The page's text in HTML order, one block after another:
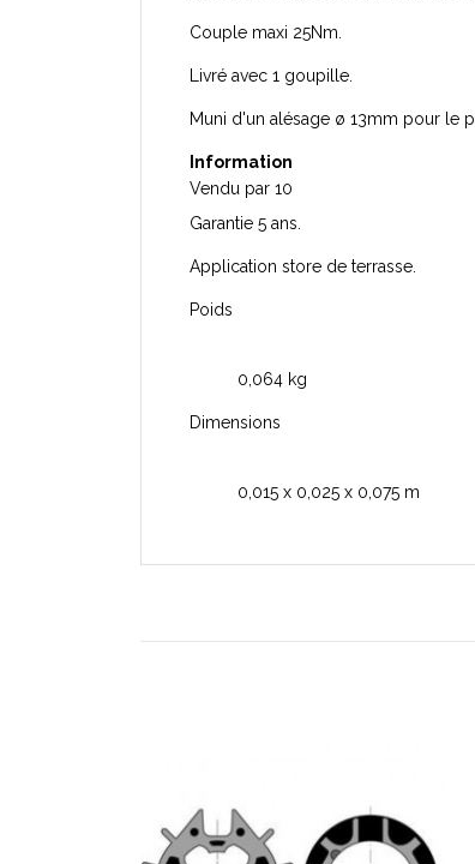
Couple maxi 25Nm.
Livré avec 1 goupille.
Muni d'un alésage ø 13mm pour le
Information
Vendu par 10
Garantie 5 ans.
Application store de terrasse.
Poids
0,064 kg
Dimensions
0,015 x 0,025 x 0,075 m